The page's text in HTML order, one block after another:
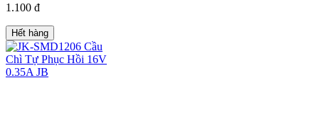
1.100 đ
Hết hàng